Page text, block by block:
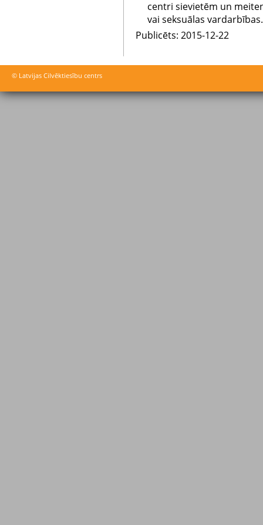
centri sievietēm un
vai seksuālas vardarbības.
Publicēts: 2015-12-22
© Latvijas Cilvēktiesību centrs